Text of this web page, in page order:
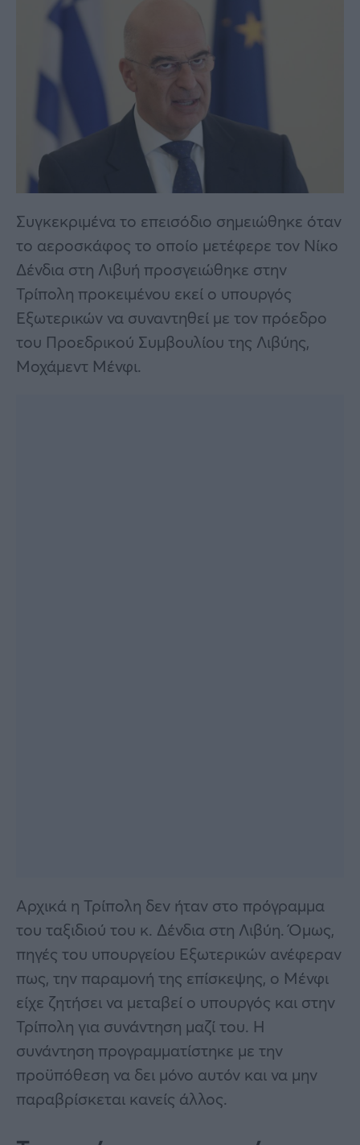
Συγκεκριμένα το επεισόδιο σημειώθηκε όταν
το αεροσκάφος το οποίο μετέφερε τον Νίκο
Δένδια στη Λιβυή προσγειώθηκε στην
Τρίπολη προκειμένου εκεί ο υπουργός
Εξωτερικών να συναντηθεί με τον πρόεδρο
του Προεδρικού Συμβουλίου της Λιβύης,
Μοχάμεντ Μένφι.
Αρχικά η Τρίπολη δεν ήταν στο πρόγραμμα
του ταξιδιού του κ. Δένδια στη Λιβύη. Όμως,
πηγές του υπουργείου Εξωτερικών ανέφεραν
πως, την παραμονή της επίσκεψης, ο Μένφι
είχε ζητήσει να μεταβεί ο υπουργός και στην
Τρίπολη για συνάντηση μαζί του. Η
συνάντηση προγραμματίστηκε με την
προϋπόθεση να δει μόνο αυτόν και να μην
παραβρίσκεται κανείς άλλος.